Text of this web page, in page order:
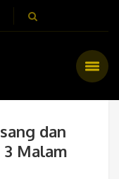
dan
3 Malam